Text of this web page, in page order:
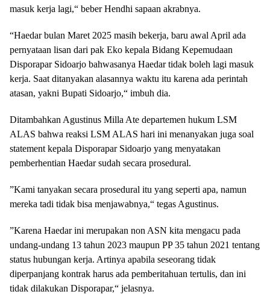
masuk kerja lagi,“ beber Hendhi sapaan akrabnya.
“Haedar bulan Maret 2025 masih bekerja, baru awal April ada
pernyataan lisan dari pak Eko kepala Bidang Kepemudaan
Disporapar Sidoarjo bahwasanya Haedar tidak boleh lagi masuk
kerja. Saat ditanyakan alasannya waktu itu karena ada perintah
atasan, yakni Bupati Sidoarjo,“ imbuh dia.
Ditambahkan Agustinus Milla Ate departemen hukum LSM
ALAS bahwa reaksi LSM ALAS hari ini menanyakan juga soal
statement kepala Disporapar Sidoarjo yang menyatakan
pemberhentian Haedar sudah secara prosedural.
”Kami tanyakan secara prosedural itu yang seperti apa, namun
mereka tadi tidak bisa menjawabnya,“ tegas Agustinus.
”Karena Haedar ini merupakan non ASN kita mengacu pada
undang-undang 13 tahun 2023 maupun PP 35 tahun 2021 tentang
status hubungan kerja. Artinya apabila seseorang tidak
diperpanjang kontrak harus ada pemberitahuan tertulis, dan ini
tidak dilakukan Disporapar,“ jelasnya.